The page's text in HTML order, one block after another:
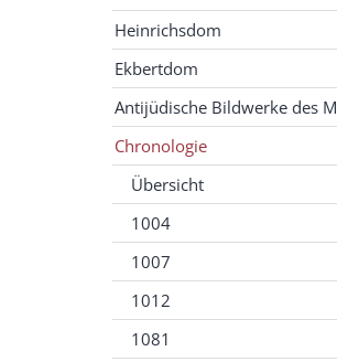
Heinrichsdom
Ekbertdom
Antijüdische Bildwerke des
Chronologie
Übersicht
1004
1007
1012
1081